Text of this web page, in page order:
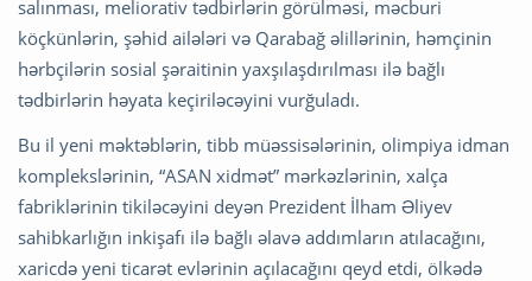
salınması, meliorativ tədbirlərin görülməsi, məcburi
köçkünlərin, şəhid ailələri və Qarabağ əlillərinin, həmçinin
hərbçilərin sosial şəraitinin yaxşılaşdırılması ilə bağlı
tədbirlərin həyata keçiriləcəyini vurğuladı.
Bu il yeni məktəblərin, tibb müəssisələrinin, olimpiya idman
komplekslərinin, “ASAN xidmət” mərkəzlərinin, xalça
fabriklərinin tikiləcəyini deyən Prezident İlham Əliyev
sahibkarlığın inkişafı ilə bağlı əlavə addımların atılacağını,
xaricdə yeni ticarət evlərinin açılacağını qeyd etdi, ölkədə